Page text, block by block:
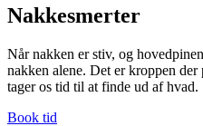
Nakkesmerter
Når nakken er stiv, og
nakken alene. Det er kroppen
tager os tid til at finde ud af hvad.
Book tid